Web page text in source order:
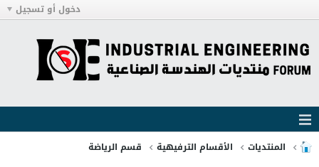
دخول أو تسجيل
المنتديات الأقسام الترفيهية قسم الرياضة